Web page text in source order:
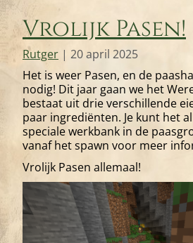
Vrolijk Pasen!
Rutger | 20 april 2025
Het is weer Pasen, en de
nodig! Dit jaar gaan we het
bestaat uit drie verschillende
paar ingrediënten. Je kunt het
speciale werkbank in de
vanaf het spawn voor meer
Vrolijk Pasen allemaal!